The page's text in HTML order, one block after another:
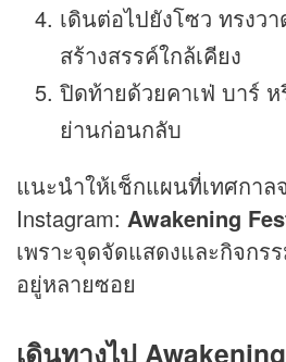
เดินต่อไปยังโซว ทรงว
สร้างสรรค์ใกล้เคียง
ปิดท้ายด้วยคาเฟ่ บาร์
ย่านก่อนกลับ
แนะนำให้เช็กแผนที่เทศกาล
Instagram: Awakening
เพราะจุดจัดแสดงและกิจกร
อยู่หลายซอย
เดินทางไป